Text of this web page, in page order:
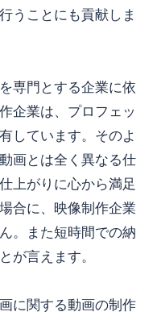
うことにも貢献しま
専門とする企業に依
企業は、プロフェッ
しています。そのよ
画とは全く異なる仕
上がりに心から満足
合に、映像制作企業
。また短時間での納
が言えます。
に関する動画の制作